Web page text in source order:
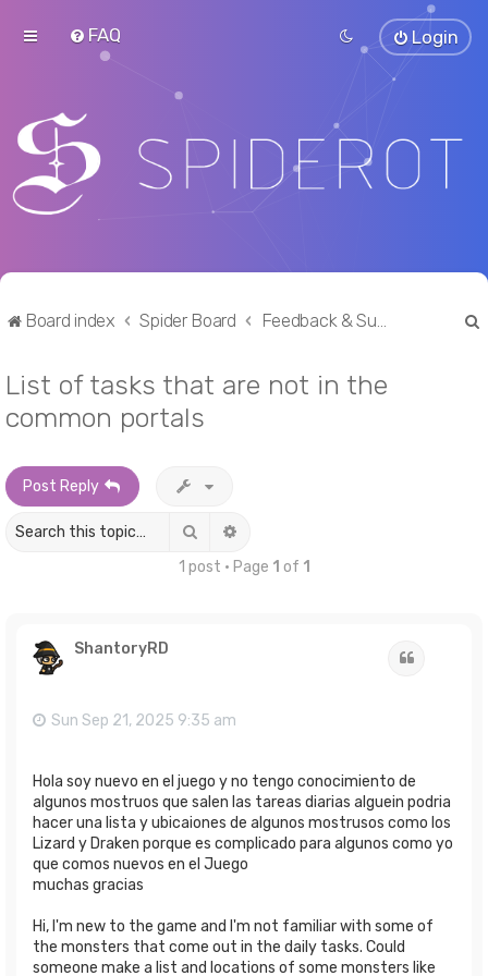
FAQ Login
Board index Spider Board Feedback & Suggestions
List of tasks that are not in the
common portals
Post Reply
Search
1 post • Page 1 of 1
ShantoryRD
Sun Sep 21, 2025 9:35 am
Hola soy nuevo en el juego y no tengo conocimiento de
algunos mostruos que salen las tareas diarias alguein podria
hacer una lista y ubicaiones de algunos mostrusos como los
Lizard y Draken porque es complicado para algunos como yo
que comos nuevos en el Juego
muchas gracias
Hi, I'm new to the game and I'm not familiar with some of
the monsters that come out in the daily tasks. Could
someone make a list and locations of some monsters like